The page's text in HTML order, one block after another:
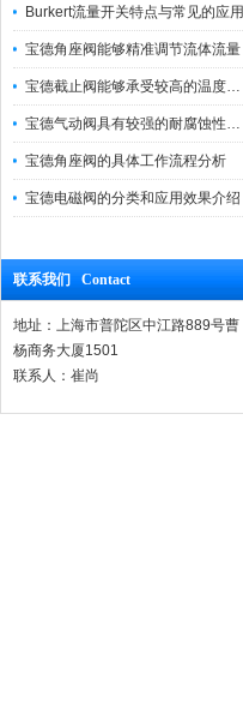
Burkert流量开关特点与常见的应用
宝德角座阀能够精准调节流体流量
宝德截止阀能够承受较高的温度和压力
宝德气动阀具有较强的耐腐蚀性和抗震性
宝德角座阀的具体工作流程分析
宝德电磁阀的分类和应用效果介绍
联系我们 Contact
地址：上海市普陀区中江路889号曹
杨商务大厦1501
联系人：崔尚